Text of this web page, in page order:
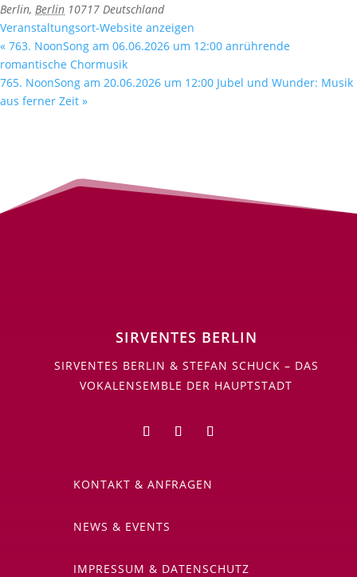
Berlin, Berlin 10717 Deutschland
Veranstaltungsort-Website anzeigen
« 763. NoonSong am 06.06.2026 um 12:00 anrührende
romantische Chormusik
765. NoonSong am 20.06.2026 um 12:00 Jubel und Wunder: Musik
aus ferner Zeit »
SIRVENTES BERLIN
SIRVENTES BERLIN & STEFAN SCHUCK – DAS
VOKALENSEMBLE DER HAUPTSTADT
KONTAKT & ANFRAGEN
NEWS & EVENTS
IMPRESSUM & DATENSCHUTZ